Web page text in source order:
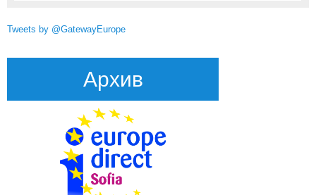
Tweets by @GatewayEurope
Архив